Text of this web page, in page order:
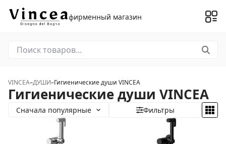
фирменный магазин
VINCEA–ДУШИ–Гигиенические души VINCEA
Гигиенические души VINCEA
Сначала популярные Фильтры